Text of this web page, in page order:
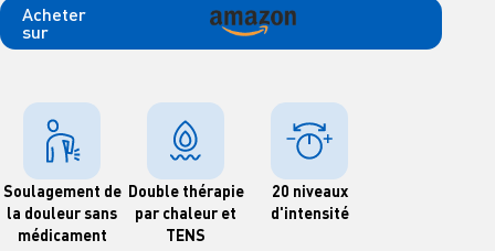
Acheter
sur
Soulagement de
la douleur sans
médicament
Double thérapie
par chaleur et
TENS
20 niveaux
d'intensité